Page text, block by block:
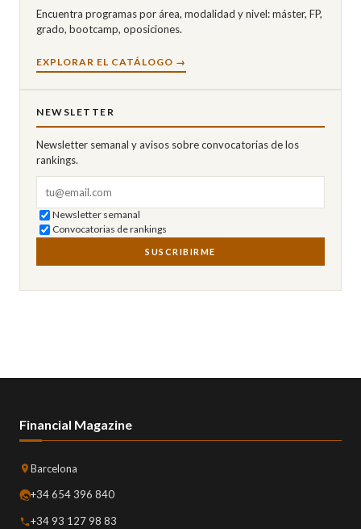
Encuentra programas por área, modalidad y nivel: máster, FP,
grado, bootcamp, oposiciones.
EXPLORAR EL CATÁLOGO →
NEWSLETTER
Newsletter semanal y avisos sobre convocatorias de los
rankings.
Newsletter semanal
Convocatorias de rankings
SUSCRIBIRME
Financial Magazine
Barcelona
+34 654 396 840
+34 93 127 98 83